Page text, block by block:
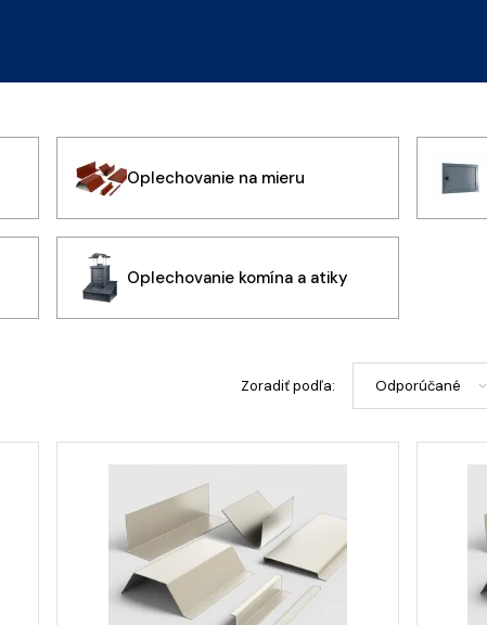
Oplechovanie na mieru
Oplechovanie komína a atiky
Zoradiť podľa: